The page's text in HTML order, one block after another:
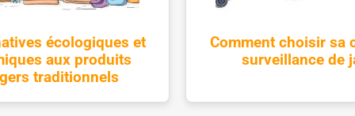
écologiques et
aux produits
traditionnels
Comment choisir sa
surveillance de